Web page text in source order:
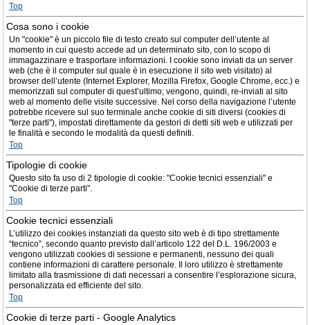
Top
Cosa sono i cookie
Un "cookie" è un piccolo file di testo creato sul computer dell’utente al
momento in cui questo accede ad un determinato sito, con lo scopo di
immagazzinare e trasportare informazioni. I cookie sono inviati da un server
web (che è il computer sul quale è in esecuzione il sito web visitato) al
browser dell’utente (Internet Explorer, Mozilla Firefox, Google Chrome, ecc.) e
memorizzati sul computer di quest’ultimo; vengono, quindi, re-inviati al sito
web al momento delle visite successive. Nel corso della navigazione l’utente
potrebbe ricevere sul suo terminale anche cookie di siti diversi (cookies di
"terze parti"), impostati direttamente da gestori di detti siti web e utilizzati per
le finalità e secondo le modalità da questi definiti.
Top
Tipologie di cookie
Questo sito fa uso di 2 tipologie di cookie: "Cookie tecnici essenziali" e
"Cookie di terze parti".
Top
Cookie tecnici essenziali
L’utilizzo dei cookies instanziati da questo sito web è di tipo strettamente
“tecnico”, secondo quanto previsto dall’articolo 122 del D.L. 196/2003 e
vengono utilizzati cookies di sessione e permanenti, nessuno dei quali
contiene informazioni di carattere personale. Il loro utilizzo è strettamente
limitato alla trasmissione di dati necessari a consentire l’esplorazione sicura,
personalizzata ed efficiente del sito.
Top
Cookie di terze parti - Google Analytics